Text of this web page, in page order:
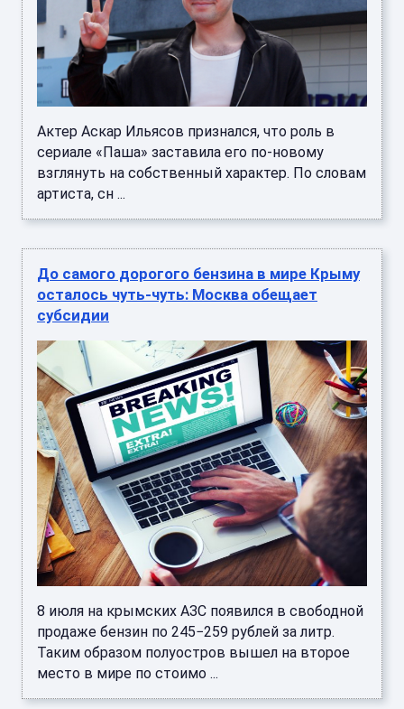
Актер Аскар Ильясов признался, что роль в
сериале «Паша» заставила его по-новому
взглянуть на собственный характер. По словам
артиста, сн ...
До самого дорогого бензина в мире Крыму
осталось чуть-чуть: Москва обещает
субсидии
8 июля на крымских АЗС появился в свободной
продаже бензин по 245−259 рублей за литр.
Таким образом полуостров вышел на второе
место в мире по стоимо ...